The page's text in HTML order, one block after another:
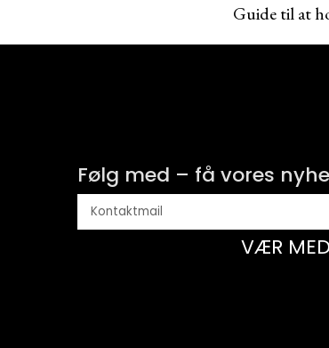
Guide til at
Følg med – få vores
VÆR MED